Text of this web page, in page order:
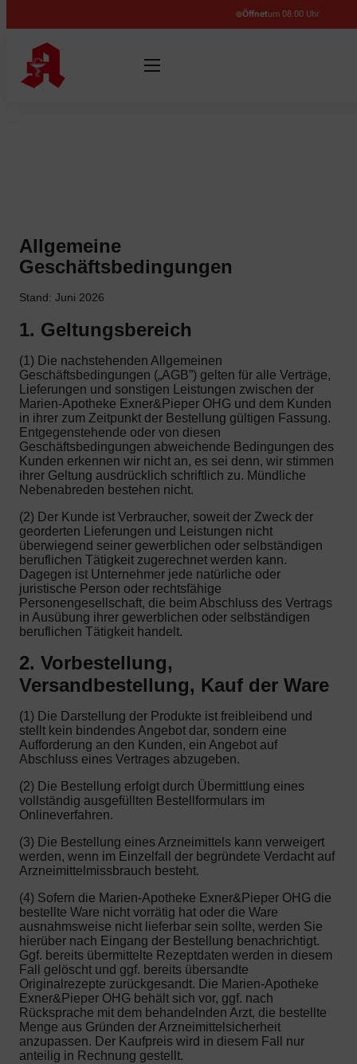
Öffnetum 08:00 Uhr
Allgemeine
Geschäftsbedingungen
Stand: Juni 2026
1. Geltungsbereich
(1) Die nachstehenden Allgemeinen
Geschäftsbedingungen („AGB”) gelten für alle Verträge,
Lieferungen und sonstigen Leistungen zwischen der
Marien-Apotheke Exner&Pieper OHG und dem Kunden
in ihrer zum Zeitpunkt der Bestellung gültigen Fassung.
Entgegenstehende oder von diesen
Geschäftsbedingungen abweichende Bedingungen des
Kunden erkennen wir nicht an, es sei denn, wir stimmen
ihrer Geltung ausdrücklich schriftlich zu. Mündliche
Nebenabreden bestehen nicht.
(2) Der Kunde ist Verbraucher, soweit der Zweck der
georderten Lieferungen und Leistungen nicht
überwiegend seiner gewerblichen oder selbständigen
beruflichen Tätigkeit zugerechnet werden kann.
Dagegen ist Unternehmer jede natürliche oder
juristische Person oder rechtsfähige
Personengesellschaft, die beim Abschluss des Vertrags
in Ausübung ihrer gewerblichen oder selbständigen
beruflichen Tätigkeit handelt.
2. Vorbestellung,
Versandbestellung, Kauf der Ware
(1) Die Darstellung der Produkte ist freibleibend und
stellt kein bindendes Angebot dar, sondern eine
Aufforderung an den Kunden, ein Angebot auf
Abschluss eines Vertrages abzugeben.
(2) Die Bestellung erfolgt durch Übermittlung eines
vollständig ausgefüllten Bestellformulars im
Onlineverfahren.
(3) Die Bestellung eines Arzneimittels kann verweigert
werden, wenn im Einzelfall der begründete Verdacht auf
Arzneimittelmissbrauch besteht.
(4) Sofern die Marien-Apotheke Exner&Pieper OHG die
bestellte Ware nicht vorrätig hat oder die Ware
ausnahmsweise nicht lieferbar sein sollte, werden Sie
hierüber nach Eingang der Bestellung benachrichtigt.
Ggf. bereits übermittelte Rezeptdaten werden in diesem
Fall gelöscht und ggf. bereits übersandte
Originalrezepte zurückgesandt. Die Marien-Apotheke
Exner&Pieper OHG behält sich vor, ggf. nach
Rücksprache mit dem behandelnden Arzt, die bestellte
Menge aus Gründen der Arzneimittelsicherheit
anzupassen. Der Kaufpreis wird in diesem Fall nur
anteilig in Rechnung gestellt.